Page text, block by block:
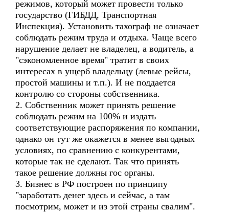
режимов, который может провести только
государство (ГИБДД, Транспортная
Инспекция). Установить тахограф не означает
соблюдать режим труда и отдыха. Чаще всего
нарушение делает не владелец, а водитель, а
"сэкономленное время" тратит в своих
интересах в ущерб владельцу (левые рейсы,
простой машины и т.п.). И не поддается
контролю со стороны собственника.
2. Собственник может принять решение
соблюдать режим на 100% и издать
соответствующие распоряжения по компании,
однако он тут же окажется в менее выгодных
условиях, по сравнению с конкурентами,
которые так не сделают. Так что принять
такое решение должны гос органы.
3. Бизнес в РФ построен по принципу
"заработать денег здесь и сейчас, а там
посмотрим, может и из этой страны свалим".